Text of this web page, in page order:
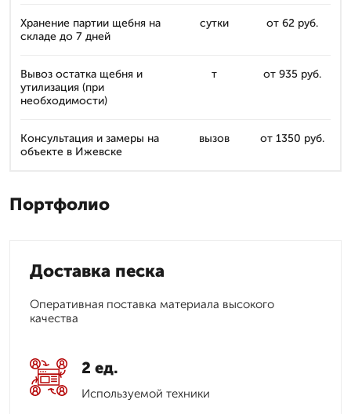
Хранение партии щебня на
складе до 7 дней
сутки от 62 руб.
Вывоз остатка щебня и
утилизация (при
необходимости)
т от 935 руб.
Консультация и замеры на
объекте в Ижевске
вызов от 1350 руб.
Портфолио
Доставка песка
Оперативная поставка материала высокого
качества
2 ед.
Используемой техники